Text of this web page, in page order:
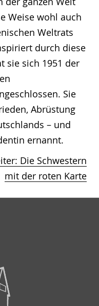
Weise wohl auch
Weltrats
durch diese
sie sich 1951 der
Sie
Abrüstung
– und
ernannt.
Die Schwestern
mit der roten Karte